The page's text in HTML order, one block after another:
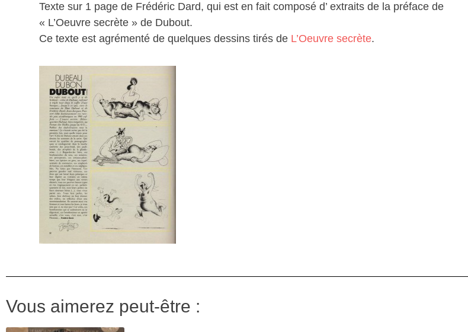
Texte sur 1 page de Frédéric Dard, qui est en fait composé d’ extraits de la préface de
« L’Oeuvre secrète » de Dubout.
Ce texte est agrémenté de quelques dessins tirés de L’Oeuvre secrète.
Vous aimerez peut-être :